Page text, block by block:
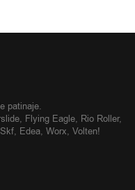
patinaje.
Flying Eagle, Rio Roller,
Edea, Worx, Volten!